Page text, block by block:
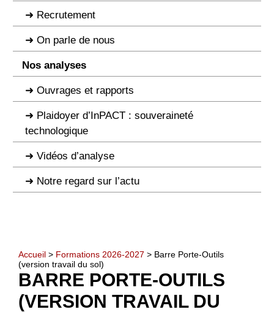
Recrutement
On parle de nous
Nos analyses
Ouvrages et rapports
Plaidoyer d’InPACT : souveraineté
technologique
Vidéos d’analyse
Notre regard sur l’actu
Accueil > Formations 2026-2027 > Barre Porte-Outils
(version travail du sol)
BARRE PORTE-OUTILS
(VERSION TRAVAIL DU